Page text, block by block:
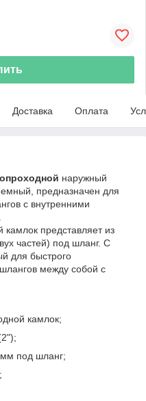
Доставка Оплата
наружный
предназначен для
с внутренними
представляет из
частей) под шланг. С
для быстрого
между собой с
камлок;
под шланг;